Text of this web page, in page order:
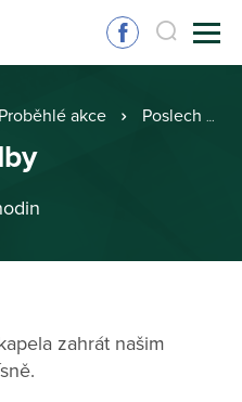
Proběhlé akce Poslech živé hudby
zahrát našim